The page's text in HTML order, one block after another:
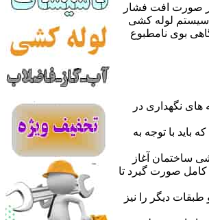
صورت افت فشار
سیستم لوله کشی
بوی نامطبوع
نگهداری در
باید با توجه به
ساختمان آغاز
کامل صورت گیرد تا
دیگر را نیز